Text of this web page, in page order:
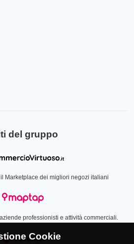
del gruppo
Marketplace dei migliori negozi italiani
professionisti e attività commerciali.
Cookie